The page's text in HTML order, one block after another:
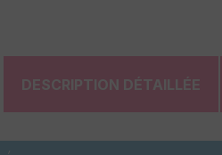
DESCRIPTION DÉTAILLÉE